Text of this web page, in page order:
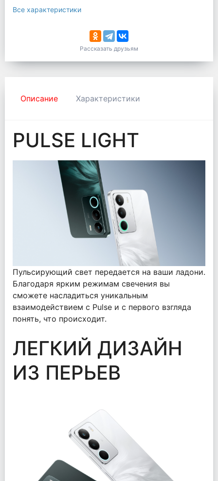
Все характеристики
Рассказать друзьям
Описание Характеристики
PULSE LIGHT
Пульсирующий свет передается на ваши ладони.
Благодаря ярким режимам свечения вы
сможете насладиться уникальным
взаимодействием с Pulse и с первого взгляда
понять, что происходит.
ЛЕГКИЙ ДИЗАЙН
ИЗ ПЕРЬЕВ